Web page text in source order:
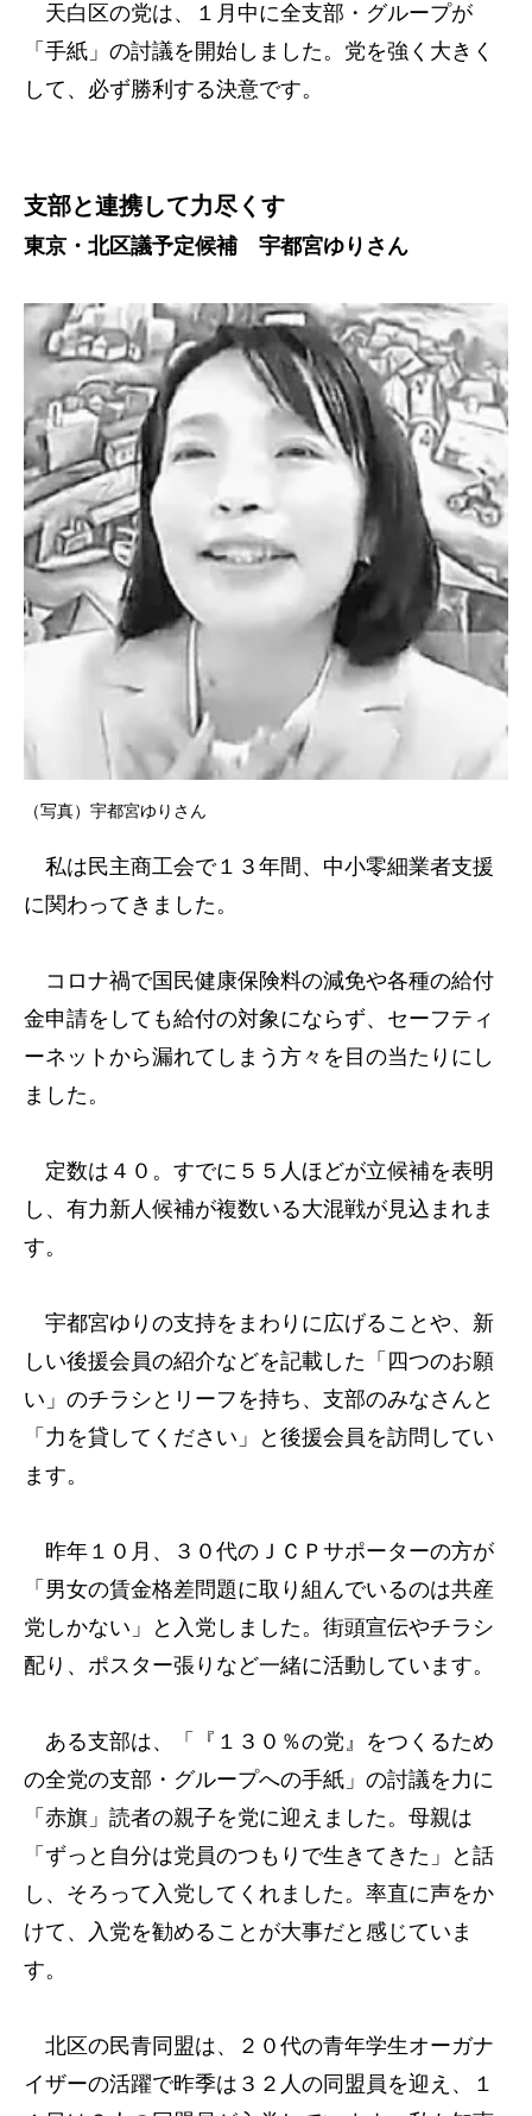
天白区の党は、１月中に全支部・グループが
「手紙」の討議を開始しました。党を強く大きく
して、必ず勝利する決意です。
支部と連携して力尽くす
東京・北区議予定候補 宇都宮ゆりさん
（写真）宇都宮ゆりさん
私は民主商工会で１３年間、中小零細業者支援
に関わってきました。
コロナ禍で国民健康保険料の減免や各種の給付
金申請をしても給付の対象にならず、セーフティ
ーネットから漏れてしまう方々を目の当たりにし
ました。
定数は４０。すでに５５人ほどが立候補を表明
し、有力新人候補が複数いる大混戦が見込まれま
す。
宇都宮ゆりの支持をまわりに広げることや、新
しい後援会員の紹介などを記載した「四つのお願
い」のチラシとリーフを持ち、支部のみなさんと
「力を貸してください」と後援会員を訪問してい
ます。
昨年１０月、３０代のＪＣＰサポーターの方が
「男女の賃金格差問題に取り組んでいるのは共産
党しかない」と入党しました。街頭宣伝やチラシ
配り、ポスター張りなど一緒に活動しています。
ある支部は、「『１３０％の党』をつくるため
の全党の支部・グループへの手紙」の討議を力に
「赤旗」読者の親子を党に迎えました。母親は
「ずっと自分は党員のつもりで生きてきた」と話
し、そろって入党してくれました。率直に声をか
けて、入党を勧めることが大事だと感じていま
す。
北区の民青同盟は、２０代の青年学生オーガナ
イザーの活躍で昨季は３２人の同盟員を迎え、１